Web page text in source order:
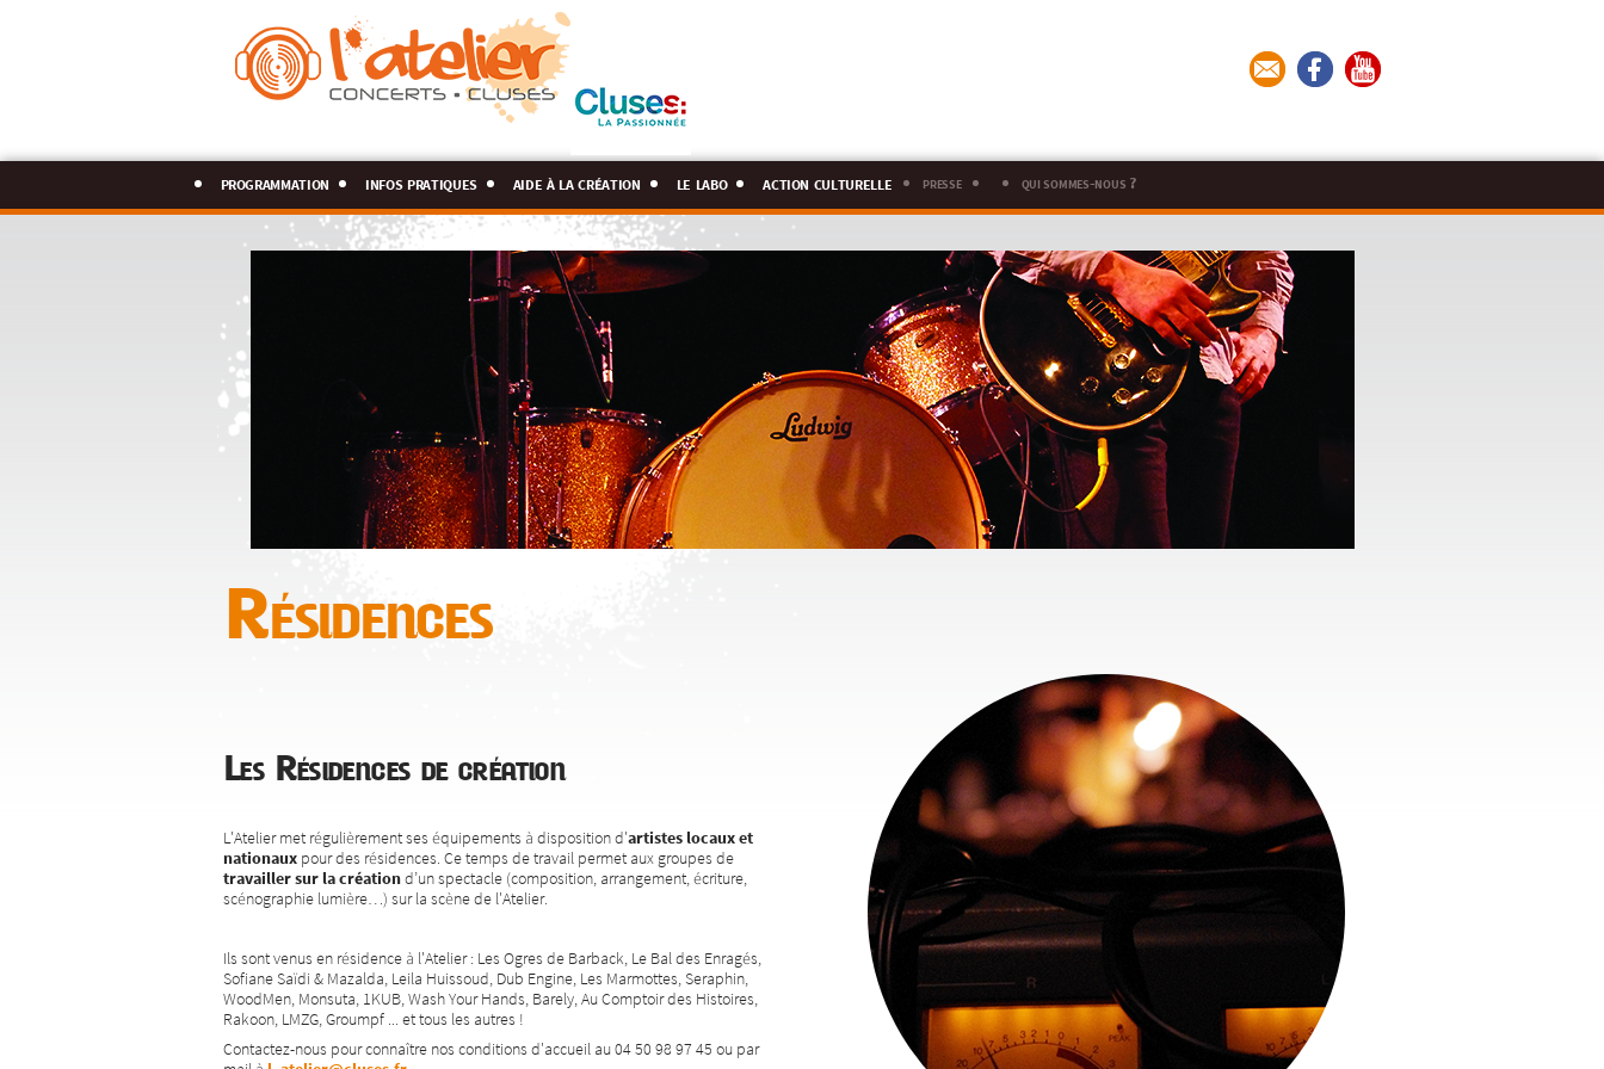
programmation infos pratiques aide à la création le labo action culturelle presse qui sommes-nous ?
Résidences
Les Résidences de création
L'Atelier met régulièrement ses équipements à disposition d'artistes locaux et
nationaux pour des résidences. Ce temps de travail permet aux groupes de
travailler sur la créationd’un spectacle (composition, arrangement, écriture,
scénographie lumière…) sur la scène de l'Atelier.
Ils sont venus en résidence à l'Atelier : Les Ogres de Barback, Le Bal des Enragés,
Sofiane Saïdi & Mazalda, Leila Huissoud, Dub Engine, Les Marmottes, Seraphin,
WoodMen, Monsuta, 1KUB, Wash Your Hands, Barely, Au Comptoir des Histoires,
Rakoon, LMZG, Groumpf ... et tous les autres !
Contactez-nous pour connaître nos conditions d'accueil au 04 50 98 97 45 ou par